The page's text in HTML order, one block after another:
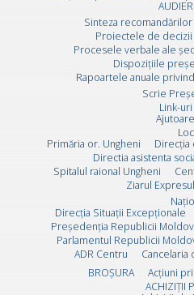
Sinteza
Proiectele de decizii
Procesele verbale ale
Dispozițiile
Rapoartele anuale
Scrie
Link-
Primăria or. Ungheni
Direcția
Directia asistenta
Spitalul raional Ungheni
Ziarul Expresul
Direcţia Situaţii Excepţionale
Preşedenţia Republicii
Parlamentul Republicii
ADR Centru
Cancelaria
BROȘURA
Acţiuni
ACHIZIȚII